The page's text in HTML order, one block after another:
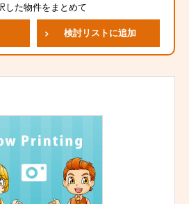
した物件をまとめて
検討リストに追加